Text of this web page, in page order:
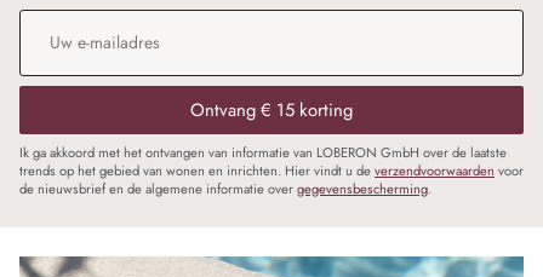
E-mailadres
Ontvang € 15 korting
Ik ga akkoord met het ontvangen van informatie van LOBERON GmbH over de laatste
trends op het gebied van wonen en inrichten. Hier vindt u deverzendvoorwaarden voor
de nieuwsbrief en de algemene informatie overgegevensbescherming.